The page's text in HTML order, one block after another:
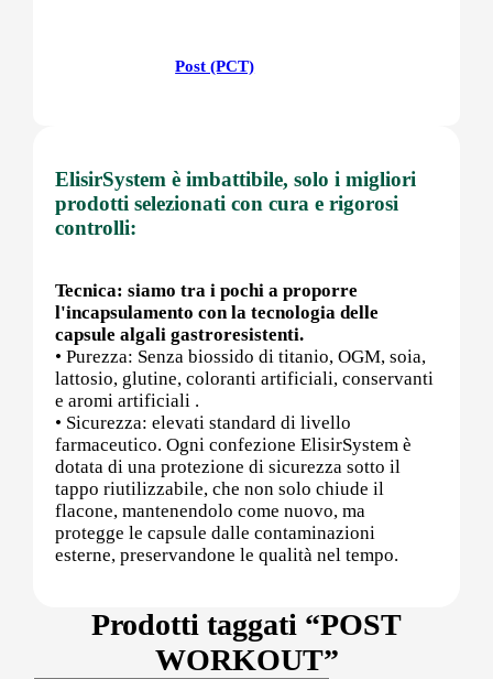
Post (PCT)
Prostata
Proteine
Sali minerali
Supporto Reni
ElisirSystem è imbattibile, solo i migliori
prodotti selezionati con cura e rigorosi
controlli:
Tecnica: siamo tra i pochi a proporre
l'incapsulamento con la tecnologia delle
capsule algali gastroresistenti.
• Purezza: Senza biossido di titanio, OGM, soia,
lattosio, glutine, coloranti artificiali, conservanti
e aromi artificiali .
• Sicurezza: elevati standard di livello
farmaceutico. Ogni confezione ElisirSystem è
dotata di una protezione di sicurezza sotto il
tappo riutilizzabile, che non solo chiude il
flacone, mantenendolo come nuovo, ma
protegge le capsule dalle contaminazioni
esterne, preservandone le qualità nel tempo.
Prodotti taggati “POST
WORKOUT”